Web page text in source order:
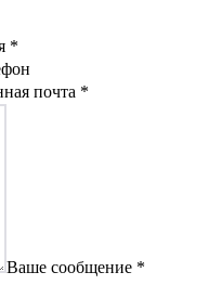
*
почта *
Ваше сообщение *